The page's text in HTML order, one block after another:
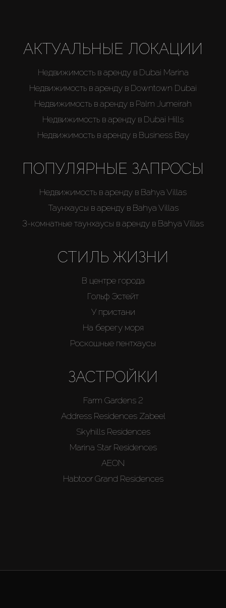
АКТУАЛЬНЫЕ ЛОКАЦИИ
Недвижимость в аренду в Dubai Marina
Недвижимость в аренду в Downtown Dubai
Недвижимость в аренду в Palm Jumeirah
Недвижимость в аренду в Dubai Hills
Недвижимость в аренду в Business Bay
ПОПУЛЯРНЫЕ ЗАПРОСЫ
Недвижимость в аренду в Bahya Villas
Таунхаусы в аренду в Bahya Villas
3-комнатные таунхаусы в аренду в Bahya Villas
СТИЛЬ ЖИЗНИ
В центре города
Гольф Эстейт
У пристани
На берегу моря
Роскошные пентхаусы
ЗАСТРОЙКИ
Farm Gardens 2
Address Residences Zabeel
Skyhills Residences
Marina Star Residences
AEON
Habtoor Grand Residences